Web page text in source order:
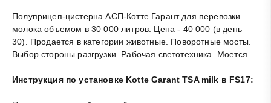
Полуприцеп-цистерна АСП-Котте Гарант для перевозки
молока объемом в 30 000 литров. Цена - 40 000 (в день
30). Продается в категории животные. Поворотные мосты.
Выбор стороны разгрузки. Рабочая светотехника. Моется.
Инструкция по установке Kotte Garant TSA milk в FS17: